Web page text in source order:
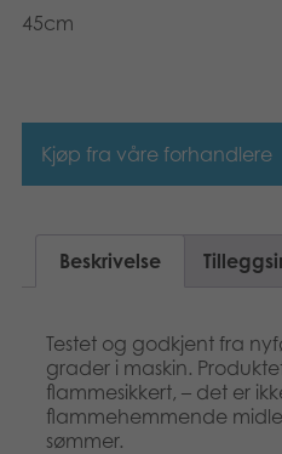
45cm
Kjøp fra våre forhandlere
Beskrivelse
Testet og godkjent fra
grader i maskin.
flammesikkert, – det er
flammehemmende
sømmer.